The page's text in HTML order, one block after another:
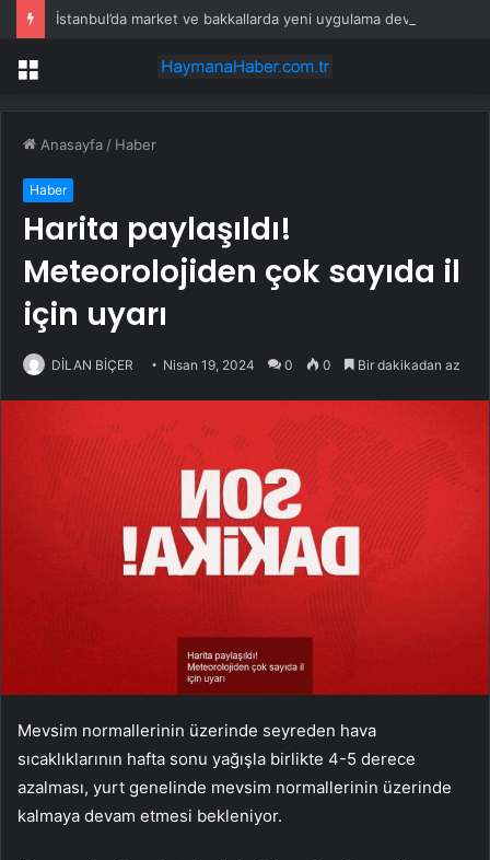
Menü
Anasayfa / Haber
Haber
Harita paylaşıldı!
Meteorolojiden çok sayıda il
için uyarı
DİLAN BİÇER Nisan 19, 2024 0 0 Bir dakikadan az
Mevsim normallerinin üzerinde seyreden hava
sıcaklıklarının hafta sonu yağışla birlikte 4-5 derece
azalması, yurt genelinde mevsim normallerinin üzerinde
kalmaya devam etmesi bekleniyor.